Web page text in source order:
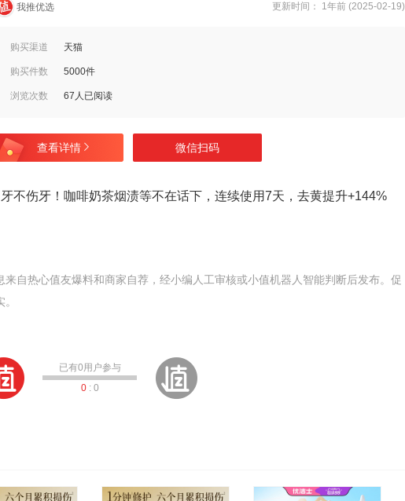
我推优选 更新时间： 1年前 (2025-02-19)
购买渠道 天猫
购买件数 5000件
浏览次数 67人已阅读
查看详情 微信扫码
不伤牙！咖啡奶茶烟渍等不在话下，连续使用7天，去黄提升+144%
自热心值友爆料和商家自荐，经小编人工审核或小值机器人智能判断后发布。促
已有0用户参与
0: 0